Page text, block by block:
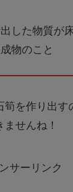
した物質が
物のこと
筍を作り出す
せんね！
サーリンク